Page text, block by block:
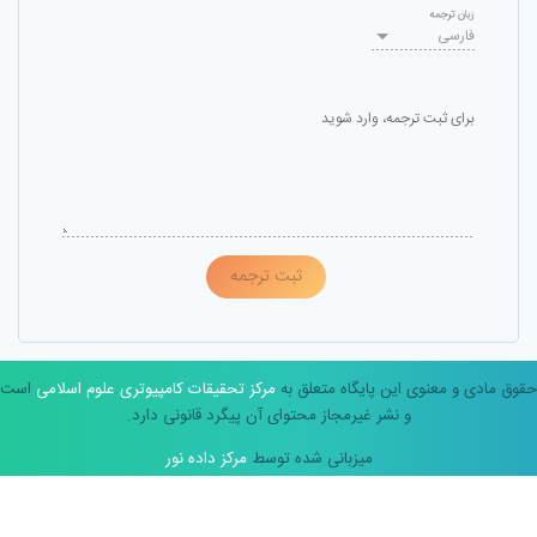
فارسی
زبان ترجمه
برای ثبت ترجمه، وارد شوید
ثبت ترجمه
حقوق مادی و معنوی این پایگاه متعلق به مرکز تحقیقات کامپیوتری علوم اسلامی است
و نشر غیرمجاز محتوای آن پیگرد قانونی دارد.
میزبانی شده توسطمرکز داده نور